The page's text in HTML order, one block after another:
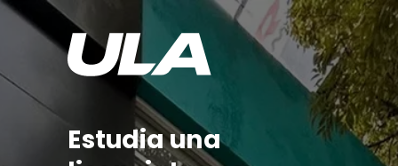
Estudia una